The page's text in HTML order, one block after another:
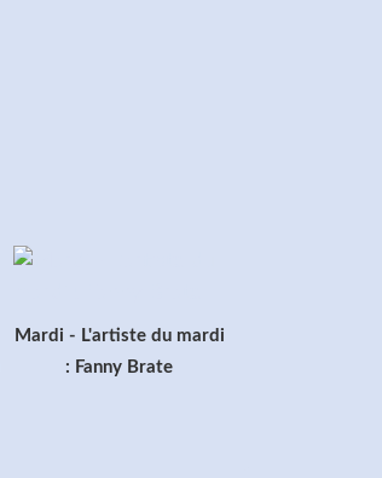
Mardi - L'artiste du mardi
: Fanny Brate